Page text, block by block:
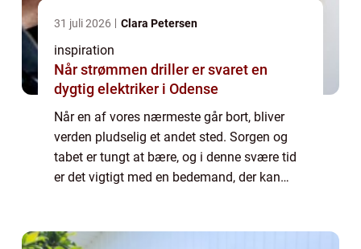
31 juli 2026 Clara Petersen
inspiration
Når strømmen driller er svaret en
dygtig elektriker i Odense
Når en af vores nærmeste går bort, bliver
verden pludselig et andet sted. Sorgen og
tabet er tungt at bære, og i denne svære tid
er det vigtigt med en bedemand, der kan